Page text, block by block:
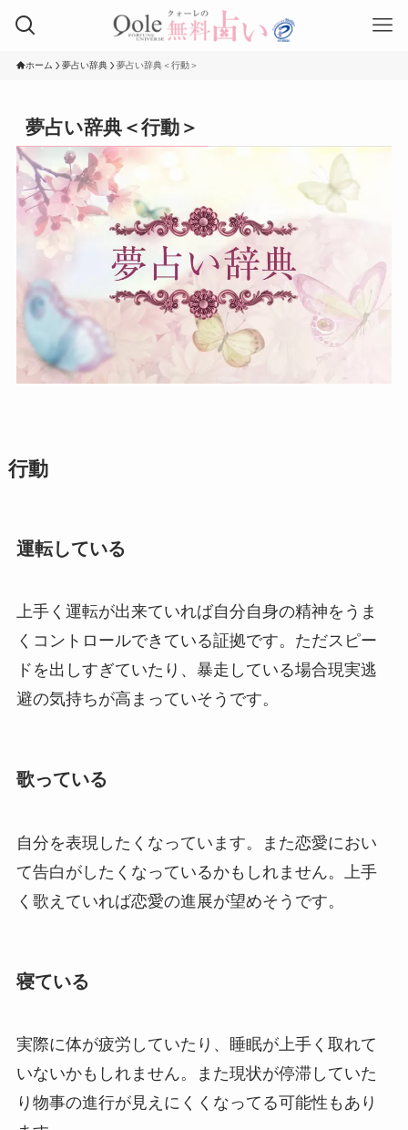
ホーム 夢占い辞典 夢占い辞典＜行動＞
夢占い辞典＜行動＞
行動
運転している
上手く運転が出来ていれば自分自身の精神をうま
くコントロールできている証拠です。ただスピー
ドを出しすぎていたり、暴走している場合現実逃
避の気持ちが高まっていそうです。
歌っている
自分を表現したくなっています。また恋愛におい
て告白がしたくなっているかもしれません。上手
く歌えていれば恋愛の進展が望めそうです。
寝ている
実際に体が疲労していたり、睡眠が上手く取れて
いないかもしれません。また現状が停滞していた
り物事の進行が見えにくくなってる可能性もあり